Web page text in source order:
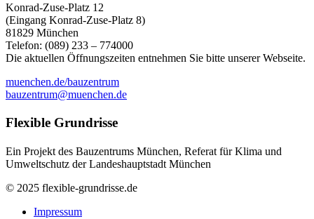
Konrad-Zuse-Platz 12
(Eingang Konrad-Zuse-Platz 8)
81829 München
Telefon: (089) 233 – 774000
Die aktuellen Öffnungszeiten entnehmen Sie bitte unserer Webseite.
muenchen.de/bauzentrum
bauzentrum@muenchen.de
Flexible Grundrisse
Ein Projekt des Bauzentrums München, Referat für Klima und
Umweltschutz der Landeshauptstadt München
© 2025 flexible-grundrisse.de
Impressum